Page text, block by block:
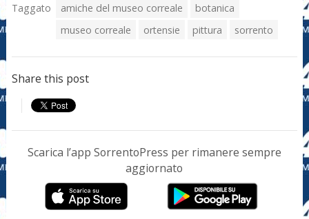
Taggato amiche del museo correale
botanica
museo correale
ortensie pittura sorrento
Share this post
Scarica l’app SorrentoPress per rimanere sempre
aggiornato